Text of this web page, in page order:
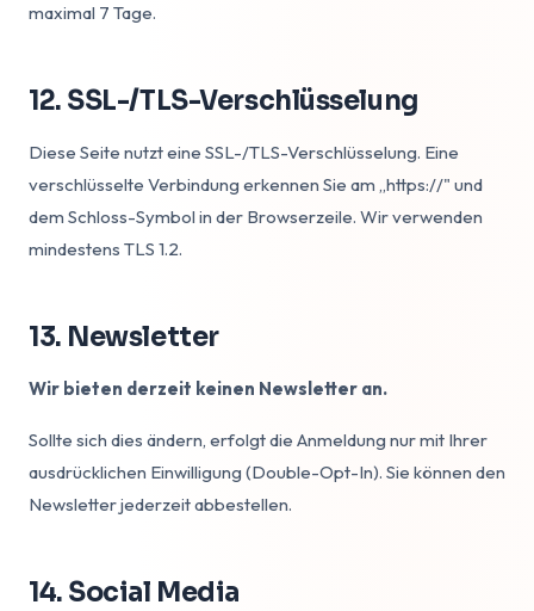
maximal 7 Tage.
12. SSL-/TLS-Verschlüsselung
Diese Seite nutzt eine SSL-/TLS-Verschlüsselung. Eine
verschlüsselte Verbindung erkennen Sie am „https://" und
dem Schloss-Symbol in der Browserzeile. Wir verwenden
mindestens TLS 1.2.
13. Newsletter
Wir bieten derzeit keinen Newsletter an.
Sollte sich dies ändern, erfolgt die Anmeldung nur mit Ihrer
ausdrücklichen Einwilligung (Double-Opt-In). Sie können den
Newsletter jederzeit abbestellen.
14. Social Media